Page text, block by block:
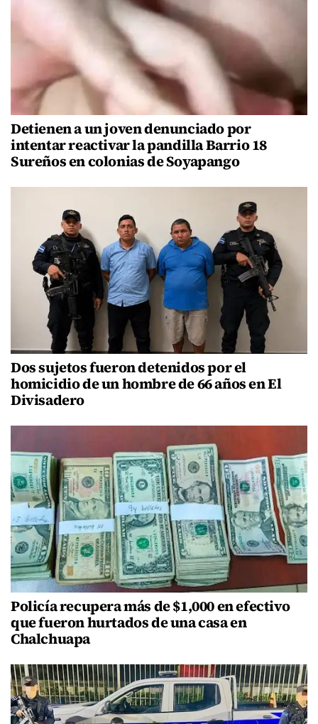
Detienen a un joven denunciado por
intentar reactivar la pandilla Barrio 18
Sureños en colonias de Soyapango
Dos sujetos fueron detenidos por el
homicidio de un hombre de 66 años en El
Divisadero
Policía recupera más de $1,000 en efectivo
que fueron hurtados de una casa en
Chalchuapa